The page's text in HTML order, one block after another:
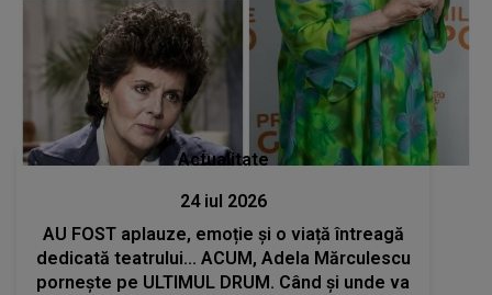
Actualitate
24 iul 2026
AU FOST aplauze, emoție și o viață întreagă
dedicată teatrului... ACUM, Adela Mărculescu
pornește pe ULTIMUL DRUM. Când și unde va